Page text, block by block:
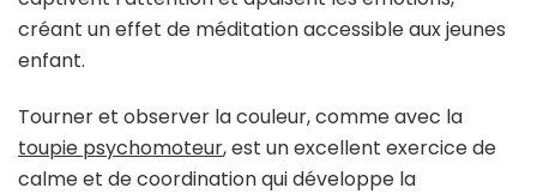
créant un effet de méditation accessible aux jeunes
enfant.
Tourner et observer la couleur, comme avec la
toupie psychomoteur, est un excellent exercice de
calme et de coordination qui développe la